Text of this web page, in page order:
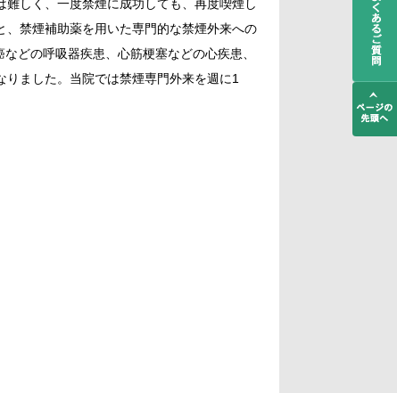
しく、一度禁煙に成功しても、再度喫煙し
禁煙補助薬を用いた専門的な禁煙外来への
どの呼吸器疾患、心筋梗塞などの心疾患、
ました。当院では禁煙専門外来を週に1